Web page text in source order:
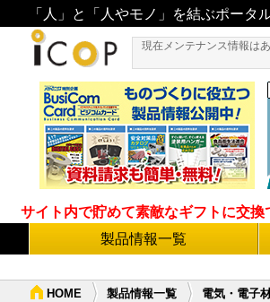
「人」と「人やモノ」を結ぶポータ
現在メンテナンス情報は
サイト内で貯めて素敵なギフトに交
製品情報一覧
HOME 製品情報一覧 電気・電子